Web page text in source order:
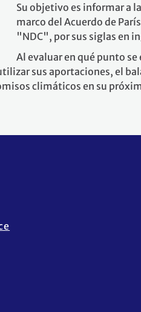
Su objetivo es informar a
marco del Acuerdo de
"NDC", por sus siglas en
Al evaluar en qué punto
sus aportaciones, el
climáticos en su